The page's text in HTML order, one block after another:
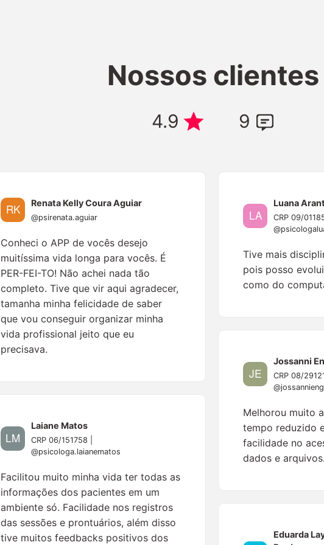
Nossos clientes
4.9 9
Renata Kelly Coura Aguiar
@psirenata.aguiar
Conheci o APP de vocês desejo
muitíssima vida longa para vocês. É
PER-FEI-TO! Não achei nada tão
completo. Tive que vir aqui agradecer,
tamanha minha felicidade de saber
que vou conseguir organizar minha
vida profissional jeito que eu
precisava.
Laiane Matos
CRP 06/151758 |
@psicologa.laianematos
Facilitou muito minha vida ter todas as
informações dos pacientes em um
ambiente só. Facilidade nos registros
das sessões e prontuários, além disso
tive muitos feedbacks positivos dos
Luana
CRP 09/
Tive mais
pois posso
como do
Jossanni
CRP 08/29121
Melhorou muito
tempo reduzido
facilidade no
dados e arquivos.
Eduarda